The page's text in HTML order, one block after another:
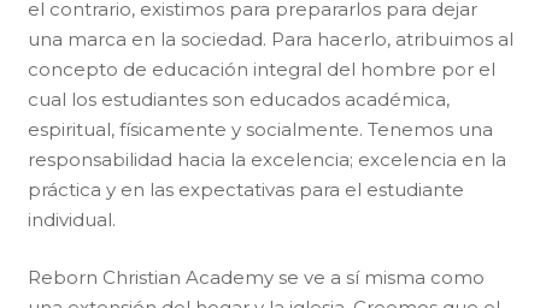
el contrario, existimos para prepararlos para dejar
una marca en la sociedad. Para hacerlo, atribuimos al
concepto de educación integral del hombre por el
cual los estudiantes son educados académica,
espiritual, físicamente y socialmente. Tenemos una
responsabilidad hacia la excelencia; excelencia en la
práctica y en las expectativas para el estudiante
individual.
Reborn Christian Academy se ve a sí misma como